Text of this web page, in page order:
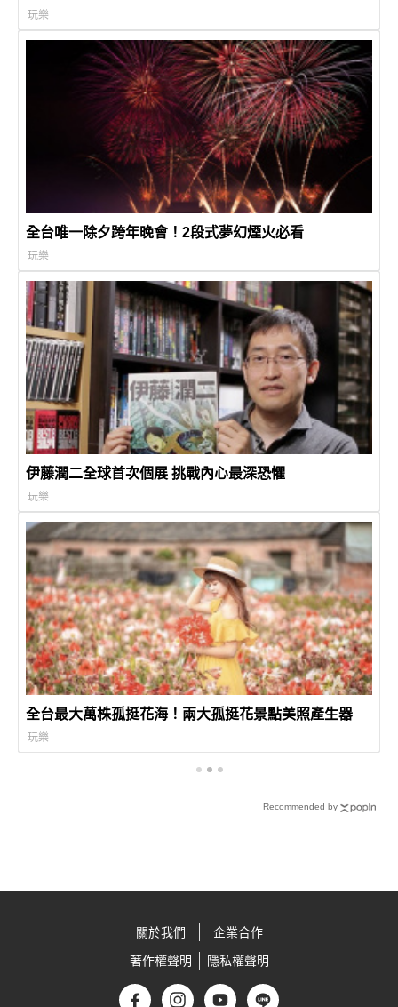
玩樂
全台唯一除夕跨年晚會！2段式夢幻煙火必看
玩樂
伊藤潤二全球首次個展 挑戰內心最深恐懼
玩樂
全台最大萬株孤挺花海！兩大孤挺花景點美照產生器
玩樂
Recommended by
關於我們
企業合作
著作權聲明
隱私權聲明